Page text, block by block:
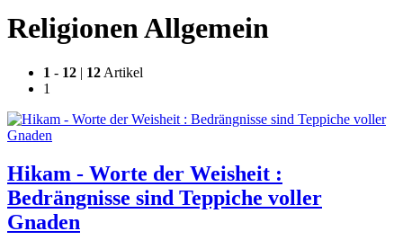
Religionen Allgemein
1 - 12 | 12 Artikel
1
Hikam - Worte der Weisheit :
Bedrängnisse sind Teppiche voller
Gnaden